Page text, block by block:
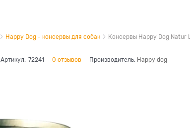
Happy Dog - консервы для собак Консервы Happy Dog Natur
Артикул: 72241 0 отзывов Производитель: Happy dog